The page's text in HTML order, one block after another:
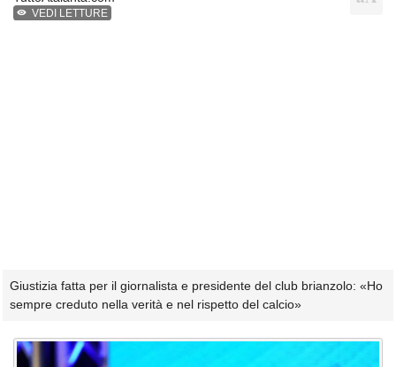
VEDI LETTURE
Giustizia fatta per il giornalista e presidente del club brianzolo: «Ho
sempre creduto nella verità e nel rispetto del calcio»